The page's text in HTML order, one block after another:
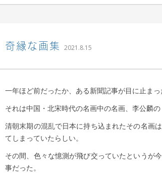
奇縁な画集 2021.8.15
一年ほど前だったか、ある新聞記事が目に止まっ
それは中国・北宋時代の名画中の名画、李公麟
清朝末期の混乱で日本に持ち込まれたその名画
てしまっていたらしい。
その間、色々な憶測が飛び交っていたというが
事だった。